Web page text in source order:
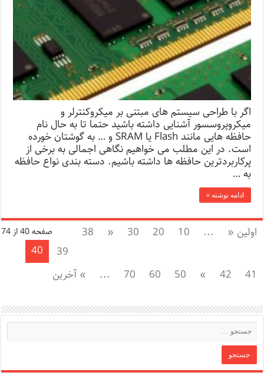
اگر با طراحی سیستم های مبتنی بر میکروکنترلر و
میکروپروسسور آشنایی داشته باشید حتما تا به حال نام
حافظه هایی مانند Flash یا SRAM و … به گوشتان خورده
است. در این مطلب می خواهیم نگاهی اجمالی به برخی از
پرکاربردترین حافظه ها داشته باشیم. دسته بندی نواع حافظه
به …
ادامه نوشته »
صفحه 40 از 74 اولین « ...
10
20
30
«
38
39
40
41
42
»
50
60
70
... » آخرین